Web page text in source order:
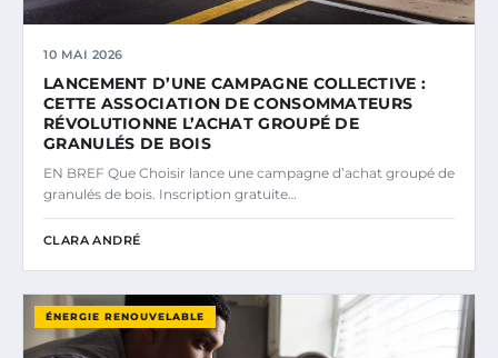
10 MAI 2026
LANCEMENT D’UNE CAMPAGNE COLLECTIVE :
CETTE ASSOCIATION DE CONSOMMATEURS
RÉVOLUTIONNE L’ACHAT GROUPÉ DE
GRANULÉS DE BOIS
EN BREF Que Choisir lance une campagne d’achat groupé de
granulés de bois. Inscription gratuite…
CLARA ANDRÉ
ÉNERGIE RENOUVELABLE